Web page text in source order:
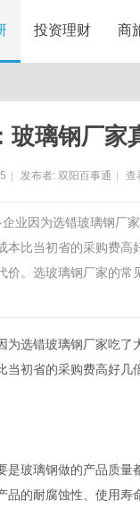
投资理财 商
玻璃钢厂家
发布者: 双阳百事通 查
业因为选错玻璃钢厂
比当初省的采购费
价。选玻璃钢厂家的
选错玻璃钢厂家吃
初省的采购费高好
玻璃钢做的产品质
的耐腐蚀性、使用